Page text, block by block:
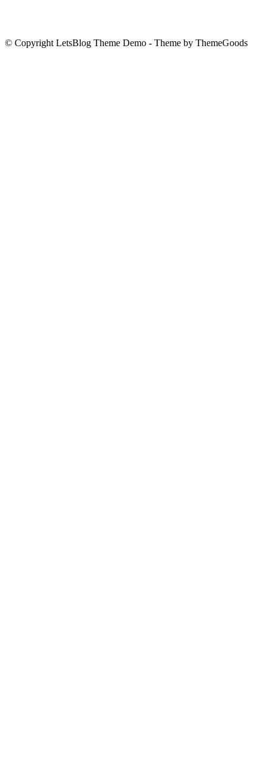
© Copyright LetsBlog Theme Demo - Theme by ThemeGoods